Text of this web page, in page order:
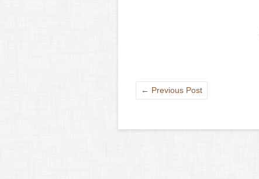
← Previous Post